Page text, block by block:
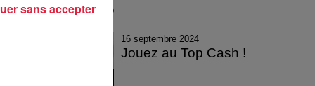
16 septembre 2024
Jouez au Top Cash !
sans accepter